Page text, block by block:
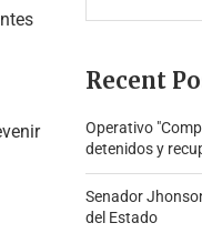
Recent
Operativo
detenidos y
Senador
del Estado